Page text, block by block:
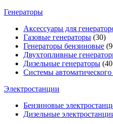
Генераторы
Аксессуары для
Газовые генераторы (30)
Генераторы бензиновые
Двухтопливные
Дизельные генераторы
Системы автоматического
Электростанции
Бензиновые
Дизельные